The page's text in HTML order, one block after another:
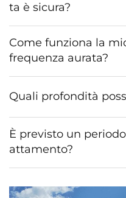
ta è sicura?
Come funziona la
frequenza aurata?
Quali profondità
È previsto un
attamento?